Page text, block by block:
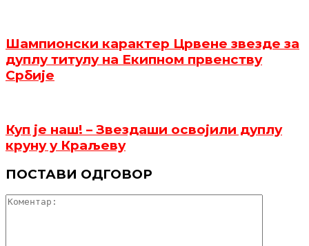
Шампионски карактер Црвене звезде за
дуплу титулу на Екипном првенству
Србије
Куп је наш! – Звездаши освојили дуплу
круну у Краљеву
ПОСТАВИ ОДГОВОР